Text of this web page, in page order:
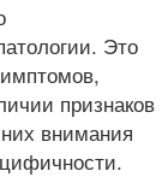
Это
признаков
внимания